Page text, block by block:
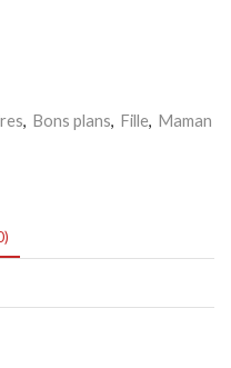
, Bons plans, Fille, Maman